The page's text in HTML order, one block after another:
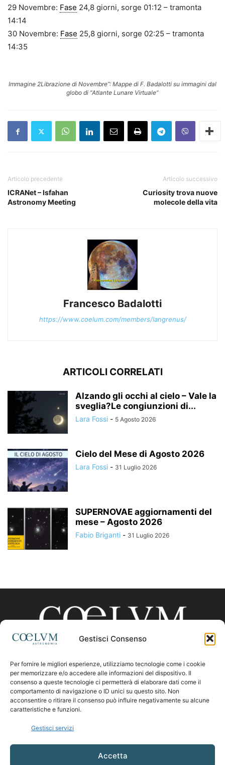
Gestisci Consenso
Per fornire le migliori esperienze, utilizziamo tecnologie come i cookie
per memorizzare e/o accedere alle informazioni del dispositivo. Il
consenso a queste tecnologie ci permetterà di elaborare dati come il
comportamento di navigazione o ID unici su questo sito. Non
acconsentire o ritirare il consenso può influire negativamente su alcune
caratteristiche e funzioni.
Gestisci servizi
Accetta
29 Novembre: Fase 24,8 giorni, sorge 01:12 – tramonta
14:14
30 Novembre: Fase 25,8 giorni, sorge 02:25 – tramonta
14:35
Immagine 2Librazione di Novembre”: Mappe di F. Badalotti su immagini dal
globo di “Atlante Lunare Virtuale”
Articolo precedente
ICRANet – Isfahan
Astronomy Meeting
Articolo successivo
Curiosity trova nuove
molecole della vita
Francesco Badalotti
https://www.coelum.com/members/langrenus/
ARTICOLI CORRELATI
Alzando gli occhi al cielo – Vale la
sveglia?Le congiunzioni di...
Lara Fossi - 5 Agosto 2026
Cielo del Mese di Agosto 2026
Lara Fossi - 31 Luglio 2026
SUPERNOVAE aggiornamenti del
mese – Agosto 2026
Fabio Briganti - 31 Luglio 2026
CHI SIAMO
Contattaci:coelumastro@coelum.com